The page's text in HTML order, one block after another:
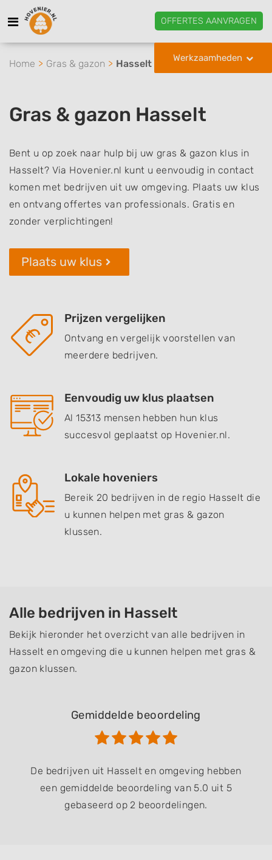
OFFERTES AANVRAGEN
Werkzaamheden
Home Gras & gazon Hasselt
Gras & gazon Hasselt
Bent u op zoek naar hulp bij uw gras & gazon klus in
Hasselt? Via Hovenier.nl kunt u eenvoudig in contact
komen met bedrijven uit uw omgeving. Plaats uw klus
en ontvang offertes van professionals. Gratis en
zonder verplichtingen!
Plaats uw klus
Prijzen vergelijken
Ontvang en vergelijk voorstellen van
meerdere bedrijven.
Eenvoudig uw klus plaatsen
Al 15313 mensen hebben hun klus
succesvol geplaatst op Hovenier.nl.
Lokale hoveniers
Bereik 20 bedrijven in de regio Hasselt die
u kunnen helpen met gras & gazon
klussen.
Alle bedrijven in Hasselt
Bekijk hieronder het overzicht van alle bedrijven in
Hasselt en omgeving die u kunnen helpen met gras &
gazon klussen.
Gemiddelde beoordeling
De bedrijven uit Hasselt en omgeving hebben
een gemiddelde beoordeling van 5.0 uit 5
gebaseerd op 2 beoordelingen.